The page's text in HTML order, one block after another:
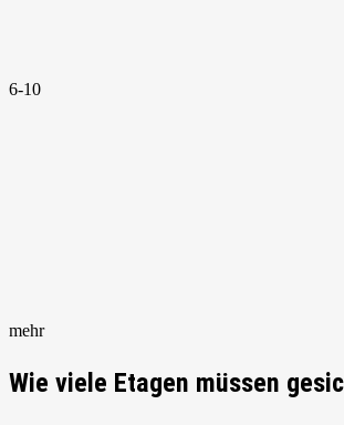
6-10
mehr
Wie viele Etagen müssen